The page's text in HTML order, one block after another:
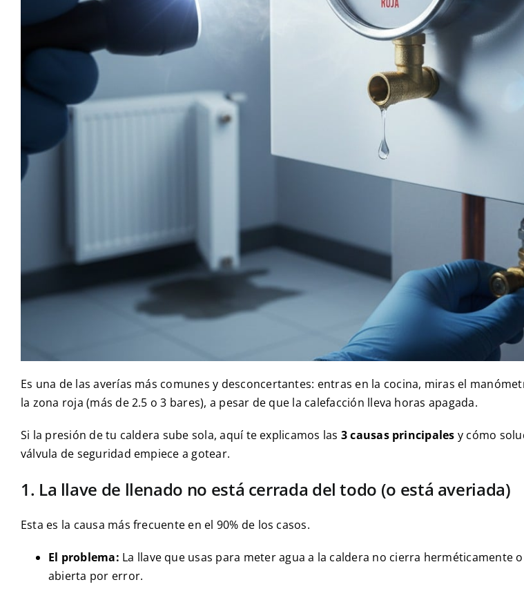
Es una de las averías más comunes y desconcertantes: entras en la cocina, miras el
la zona roja (más de 2.5 o 3 bares), a pesar de que la calefacción lleva horas apagada.
Si la presión de tu caldera sube sola, aquí te explicamos las 3 causas principales y cómo
válvula de seguridad empiece a gotear.
1. La llave de llenado no está cerrada del todo (o está averiada)
Esta es la causa más frecuente en el 90% de los casos.
El problema: La llave que usas para meter agua a la caldera no cierra herméticamente
abierta por error.